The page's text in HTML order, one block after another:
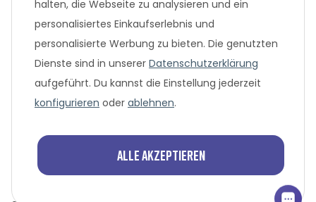
Beliebte Angebote
* Alle Preisangaben in Euro, inklusive der gesetzlich geltenden
MwSt. und Versandkosten bei Überweisung oder 0%
Finanzierung. Versandkosten können bei anderen
Zahlungsarten anfallen. Finanzierungsangebot vorbehaltlich
halten, die Webseite zu analysieren und ein
personalisiertes Einkaufserlebnis und
personalisierte Werbung zu bieten. Die genutzten
Dienste sind in unserer Datenschutzerklärung
aufgeführt. Du kannst die Einstellung jederzeit
konfigurieren oder ablehnen.
Alle akzeptieren